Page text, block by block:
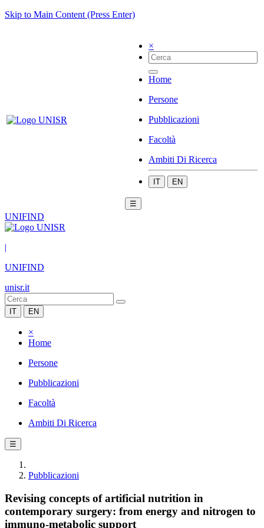
Skip to Main Content (Press Enter)
×
Home
Persone
Pubblicazioni
Facoltà
Ambiti Di Ricerca
IT EN
☰
UNIFIND
|
UNIFIND
unisr.it
IT EN
×
Home
Persone
Pubblicazioni
Facoltà
Ambiti Di Ricerca
☰
Pubblicazioni
Revising concepts of artificial nutrition in
contemporary surgery: from energy and nitrogen to
immuno-metabolic support